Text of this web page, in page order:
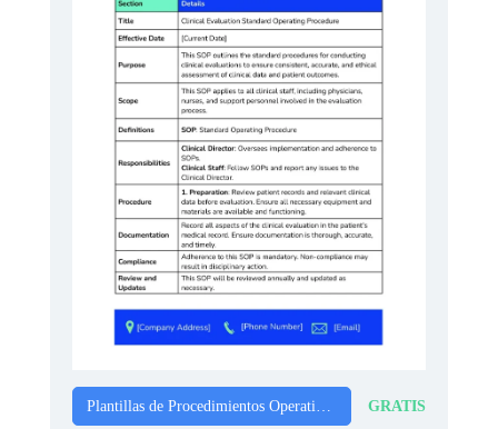
Plantillas de Procedimientos Operativos Estándar GRATIS